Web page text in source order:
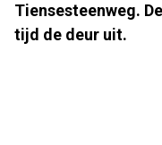
Tiensesteenweg.
tijd de deur uit.